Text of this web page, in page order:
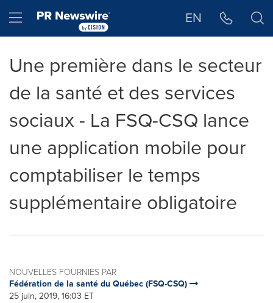
Hamburger menu EN
Une première dans le secteur
de la santé et des services
sociaux - La FSQ-CSQ lance
une application mobile pour
comptabiliser le temps
supplémentaire obligatoire
NOUVELLES FOURNIES PAR
Fédération de la santé du Québec (FSQ-CSQ)
25 juin, 2019, 16:03 ET